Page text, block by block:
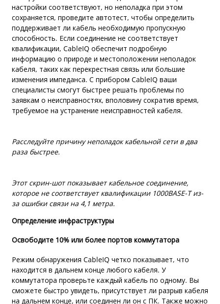
настройки соответствуют, но неполадка при этом
сохраняется, проведите автотест, чтобы определить
поддерживает ли кабель необходимую пропускную
способность. Если соединение не соответствует
квалификации, CableIQ обеспечит подробную
информацию о природе и местоположении неполадок
кабеля, таких как перекрестная связь или большие
изменения импеданса. С прибором CableIQ ваши
специалисты смогут быстрее решать проблемы по
заявкам о неисправностях, вполовину сократив время,
требуемое на устранение неисправностей кабеля.
Расследуйте причину неполадок кабельной сети в два
раза быстрее.
Этот скрин-шот показывает кабельное соединение,
которое не соответствует квалификации 1000BASE-T из-
за ошибки связи на 4,1 метра.
Определение инфраструктуры
Освободите 10% или более портов коммутатора
Режим обнаружения CableIQ четко показывает, что
находится в дальнем конце любого кабеля. У
коммутатора проверьте каждый кабель по одному. Вы
сможете быстро увидеть, присутствует ли разрыв кабеля
на дальнем конце, или соединен ли он с ПК. Также можно